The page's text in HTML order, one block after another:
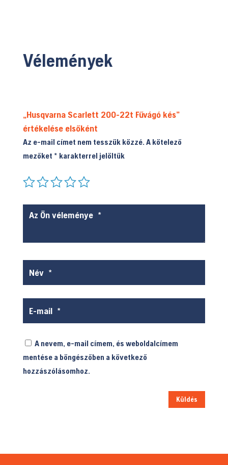
Vélemények
„Husqvarna Scarlett 200-22t Fűvágó kés”
értékelése elsőként
Az e-mail címet nem tesszük közzé. A kötelező
mezőket * karakterrel jelöltük
A nevem, e-mail címem, és weboldalcímem
mentése a böngészőben a következő
hozzászólásomhoz.
Küldés